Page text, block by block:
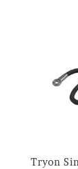
Tryon